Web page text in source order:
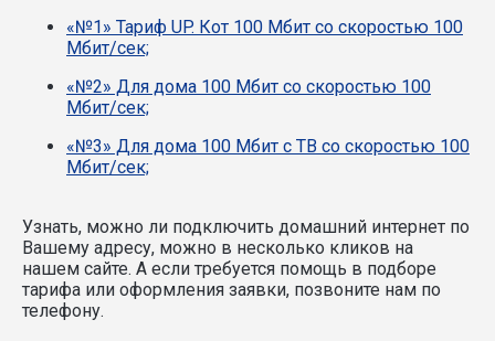
«№1» Тариф UP. Кот 100 Мбит со скоростью 100
Мбит/сек;
«№2» Для дома 100 Мбит со скоростью 100
Мбит/сек;
«№3» Для дома 100 Мбит с ТВ со скоростью 100
Мбит/сек;
Узнать, можно ли подключить домашний интернет по
Вашему адресу, можно в несколько кликов на
нашем сайте. А если требуется помощь в подборе
тарифа или оформления заявки, позвоните нам по
телефону.